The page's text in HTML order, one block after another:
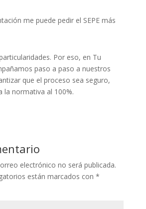
me puede pedir el SEPE más
Por eso, en Tu
paso a paso a nuestros
que el proceso sea seguro,
la normativa al 100%.
electrónico no será publicada.
están marcados con *